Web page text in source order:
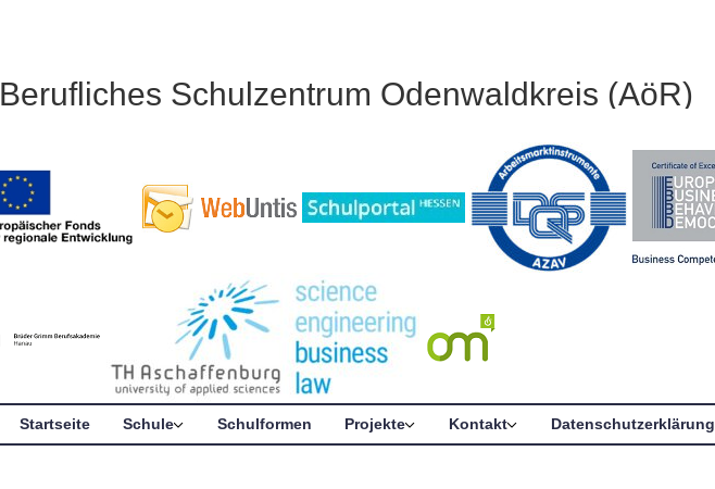
Berufliches Schulzentrum Odenwaldkreis (AöR)
Startseite Schule Schulformen Projekte Kontakt Datenschutzerklärung